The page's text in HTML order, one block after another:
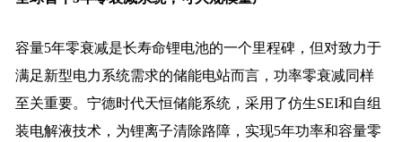
容量5年零衰减是长寿命锂电池的一个里程碑，但对致力于
满足新型电力系统需求的储能电站而言，功率零衰减同样
至关重要。宁德时代天恒储能系统，采用了仿生SEI和自组
装电解液技术，为锂离子清除路障，实现5年功率和容量零